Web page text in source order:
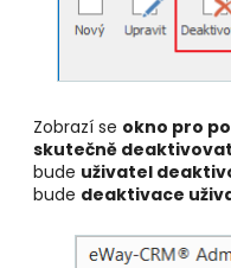
Zobrazí se okno pro
skutečně deaktivovat
bude uživatel
bude deaktivace